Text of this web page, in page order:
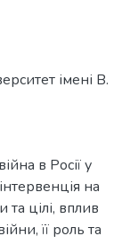
імені В.
в Росії у
на
та цілі, вплив
її роль та